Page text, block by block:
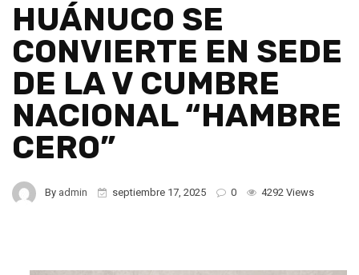
HUÁNUCO SE
CONVIERTE EN SEDE
DE LA V CUMBRE
NACIONAL “HAMBRE
CERO”
By admin septiembre 17, 2025 0 4292 Views